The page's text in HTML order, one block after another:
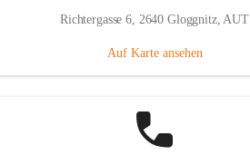
Richtergasse 6, 2640 Gloggnitz, AUT
Auf Karte ansehen